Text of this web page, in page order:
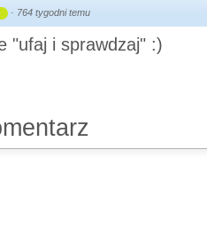
· 764 tygodni temu
"ufaj i sprawdzaj" :)